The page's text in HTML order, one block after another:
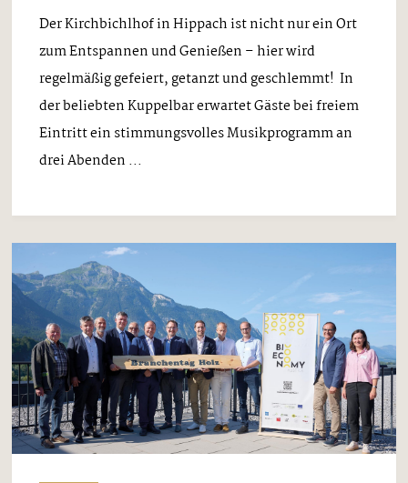
Der Kirchbichlhof in Hippach ist nicht nur ein Ort
zum Entspannen und Genießen – hier wird
regelmäßig gefeiert, getanzt und geschlemmt! In
der beliebten Kuppelbar erwartet Gäste bei freiem
Eintritt ein stimmungsvolles Musikprogramm an
drei Abenden ...